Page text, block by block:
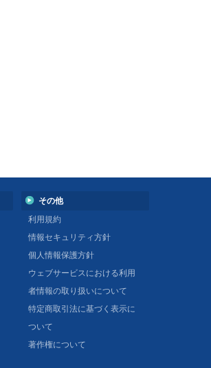
その他
利用規約
情報セキュリティ方針
個人情報保護方針
ウェブサービスにおける利用
者情報の取り扱いについて
特定商取引法に基づく表示に
ついて
著作権について